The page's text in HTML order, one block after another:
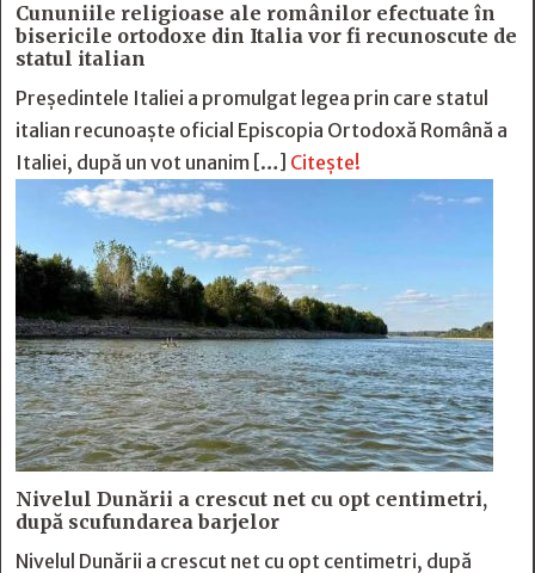
Cununiile religioase ale românilor efectuate în
bisericile ortodoxe din Italia vor fi recunoscute de
statul italian
Președintele Italiei a promulgat legea prin care statul
italian recunoaște oficial Episcopia Ortodoxă Română a
Italiei, după un vot unanim […] Citește!
Nivelul Dunării a crescut net cu opt centimetri,
după scufundarea barjelor
Nivelul Dunării a crescut net cu opt centimetri, după